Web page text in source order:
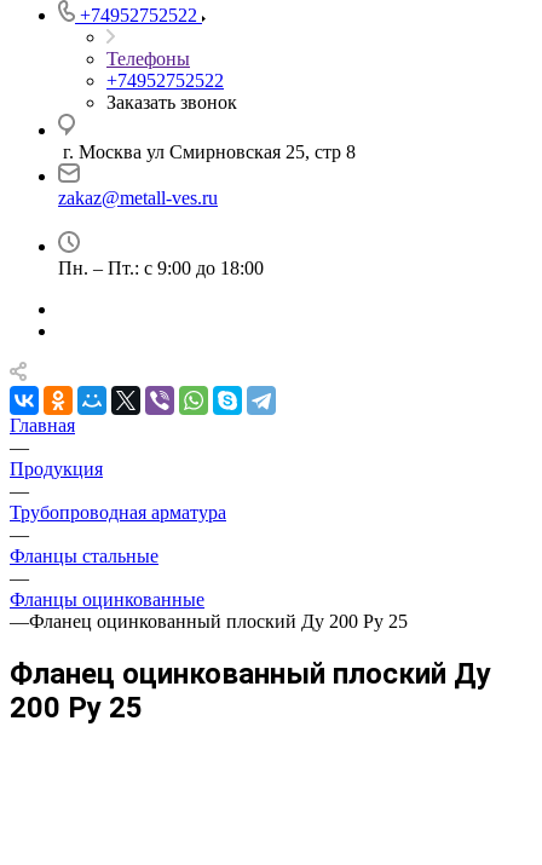
+74952752522
Телефоны
+74952752522
Заказать звонок
г. Москва ул Смирновская 25, стр 8
zakaz@metall-ves.ru
Пн. – Пт.: с 9:00 до 18:00
Главная
—
Продукция
—
Трубопроводная арматура
—
Фланцы стальные
—
Фланцы оцинкованные
—Фланец оцинкованный плоский Ду 200 Ру 25
Фланец оцинкованный плоский Ду
200 Ру 25